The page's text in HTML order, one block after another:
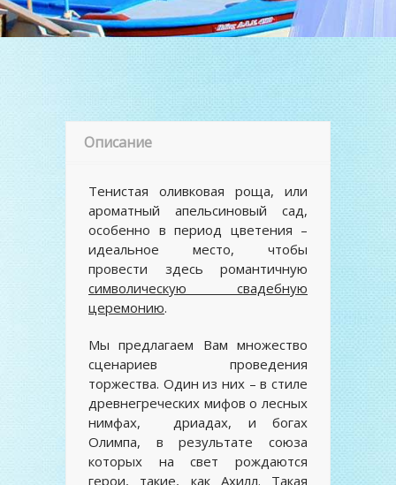
Описание
Тенистая оливковая роща, или
ароматный апельсиновый сад,
особенно в период цветения –
идеальное место, чтобы
провести здесь романтичную
символическую свадебную
церемонию.
Мы предлагаем Вам множество
сценариев проведения
торжества. Один из них – в стиле
древнегреческих мифов о лесных
нимфах, дриадах, и богах
Олимпа, в результате союза
которых на свет рождаются
герои, такие, как Ахилл. Такая